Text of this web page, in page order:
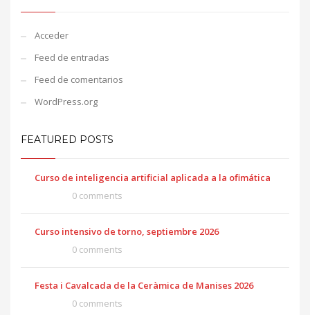
Acceder
Feed de entradas
Feed de comentarios
WordPress.org
FEATURED POSTS
Curso de inteligencia artificial aplicada a la ofimática
0 comments
Curso intensivo de torno, septiembre 2026
0 comments
Festa i Cavalcada de la Ceràmica de Manises 2026
0 comments